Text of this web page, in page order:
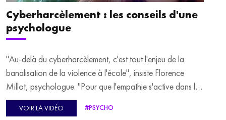
Cyberharcèlement : les conseils d'une
psychologue
"Au-delà du cyberharcèlement, c'est tout l'enjeu de la
banalisation de la violence à l'école", insiste Florence
Millot, psychologue. "Pour que l'empathie s'active dans le
cerveau, il faut aussi pouvoir voir un visage et une
expression. Or, quand on voit un avatar, notre niveau
VOIR LA VIDÉO #PSYCHO